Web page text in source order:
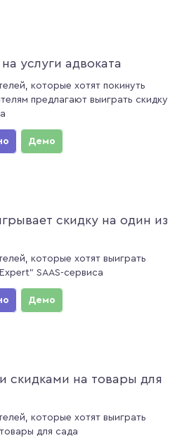
услуги адвоката
которые хотят покинуть
предлагают выиграть скидку
Демо
скидку на один из
которые хотят выиграть
SAAS-сервиса
Демо
скидками на товары для
которые хотят выиграть
для сада